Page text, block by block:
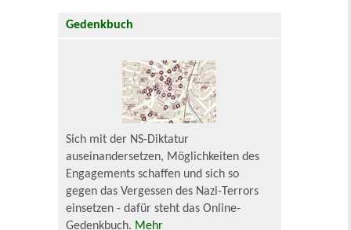
Gedenkbuch
Sich mit der NS-Diktatur
auseinandersetzen, Möglichkeiten des
Engagements schaffen und sich so
gegen das Vergessen des Nazi-Terrors
einsetzen - dafür steht das Online-
Gedenkbuch. Mehr